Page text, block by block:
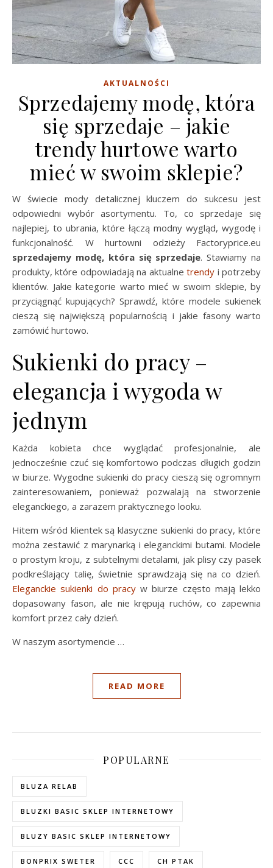
AKTUALNOŚCI
Sprzedajemy modę, która
się sprzedaje – jakie
trendy hurtowe warto
mieć w swoim sklepie?
W świecie mody detalicznej kluczem do sukcesu jest
odpowiedni wybór asortymentu. To, co sprzedaje się
najlepiej, to ubrania, które łączą modny wygląd, wygodę i
funkcjonalność. W hurtowni odzieży Factoryprice.eu
sprzedajemy modę, która się sprzedaje. Stawiamy na
produkty, które odpowiadają na aktualnetrendy i potrzeby
klientów. Jakie kategorie warto mieć w swoim sklepie, by
przyciągnąć kupujących? Sprawdź, które modele sukienek
cieszą się największą popularnością i jakie fasony warto
zamówić hurtowo.
Sukienki do pracy –
elegancja i wygoda w
jednym
Każda kobieta chce wyglądać profesjonalnie, ale
jednocześnie czuć się komfortowo podczas długich godzin
w biurze. Wygodne sukienki do pracy cieszą się ogromnym
zainteresowaniem, ponieważ pozwalają na stworzenie
eleganckiego, a zarazem praktycznego looku.
Hitem wśród klientek są klasyczne sukienki do pracy, które
można zestawić z marynarką i eleganckimi butami. Modele
o prostym kroju, z subtelnymi detalami, jak plisy czy pasek
podkreślający talię, świetnie sprawdzają się na co dzień.
Eleganckie sukienki do pracyw biurze często mają lekko
dopasowany fason, ale nie krępują ruchów, co zapewnia
komfort przez cały dzień.
W naszym asortymencie …
READ MORE
POPULARNE
BLUZA RELAB
BLUZKI BASIC SKLEP INTERNETOWY
BLUZY BASIC SKLEP INTERNETOWY
BONPRIX SWETER CCC CH PTAK